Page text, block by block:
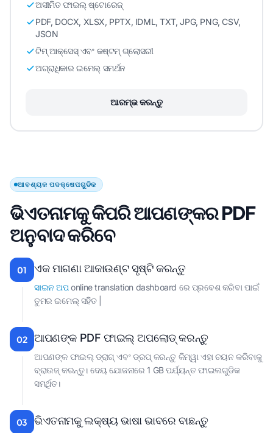
ଅସୀମିତ ଫାଇଲ୍ ଷ୍ଟୋରେଜ୍
PDF, DOCX, XLSX, PPTX, IDML, TXT, JPG, PNG, CSV,
JSON
ଟିମ୍ ଆକ୍ସେସ୍ ଏବଂ କଷ୍ଟମ୍ ଗ୍ଲୋସରୀ
ଅଗ୍ରାଧିକାର ଇମେଲ୍ ସମର୍ଥନ
ଆରମ୍ଭ କରନ୍ତୁ
ଆବଶ୍ୟକ ପଦକ୍ଷେପଗୁଡିକ
ଭିଏତନାମକୁ କିପରି ଆପଣଙ୍କର PDF
ଅନୁବାଦ କରିବେ
01 ଏକ ମାଗଣା ଆକାଉଣ୍ଟ ସୃଷ୍ଟି କରନ୍ତୁ
ସାଇନ ଅପ online translation dashboard ରେ ପ୍ରବେଶ କରିବା ପାଇଁ
ତୁମର ଇମେଲ୍ ସହିତ |
02 ଆପଣଙ୍କ PDF ଫାଇଲ୍ ଅପଲୋଡ୍ କରନ୍ତୁ
ଆପଣଙ୍କ ଫାଇଲ୍ ଡ୍ରାଗ୍ ଏବଂ ଡ୍ରପ୍ କରନ୍ତୁ କିମ୍ୱା ଏହା ଚୟନ କରିବାକୁ
ବ୍ରାଉଜ୍ କରନ୍ତୁ। ଦେୟ ଯୋଜନାରେ 1 GB ପର୍ଯ୍ୟନ୍ତ ଫାଇଲଗୁଡିକ
ସମର୍ଥିତ।
03 ଭିଏତନାମକୁ ଲକ୍ଷ୍ୟ ଭାଷା ଭାବରେ ବାଛନ୍ତୁ